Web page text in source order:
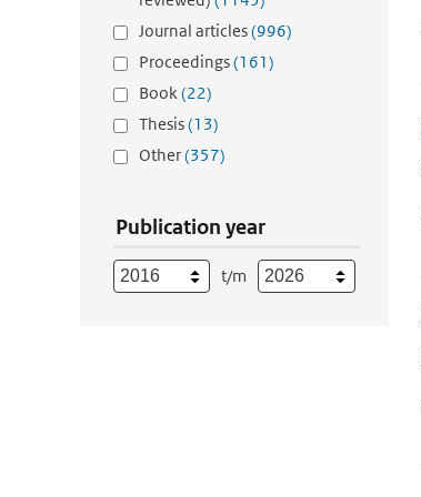
Journal articles(996)
Proceedings(161)
Book(22)
Thesis(13)
Other(357)
Publication year
t/m